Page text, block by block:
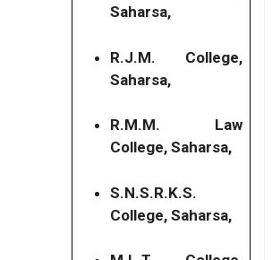
Saharsa,
R.J.M. College,
Saharsa,
R.M.M. Law
College, Saharsa,
S.N.S.R.K.S.
College, Saharsa,